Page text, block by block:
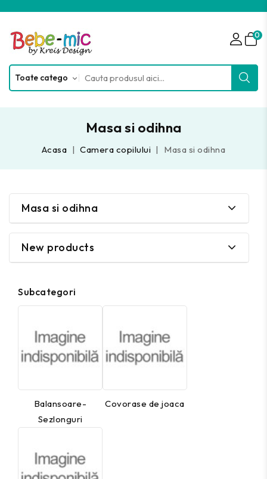
0
Masa si odihna
Acasa Camera copilului Masa si odihna
Masa si odihna
New products
Subcategori
Balansoare-
Sezlonguri
Covorase de joaca